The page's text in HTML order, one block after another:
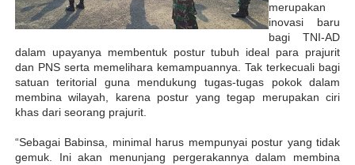
merupakan
inovasi baru
bagi TNI-AD
dalam upayanya membentuk postur tubuh ideal para prajurit
dan PNS serta memelihara kemampuannya. Tak terkecuali bagi
satuan teritorial guna mendukung tugas-tugas pokok dalam
membina wilayah, karena postur yang tegap merupakan ciri
khas dari seorang prajurit.
“Sebagai Babinsa, minimal harus mempunyai postur yang tidak
gemuk. Ini akan menunjang pergerakannya dalam membina